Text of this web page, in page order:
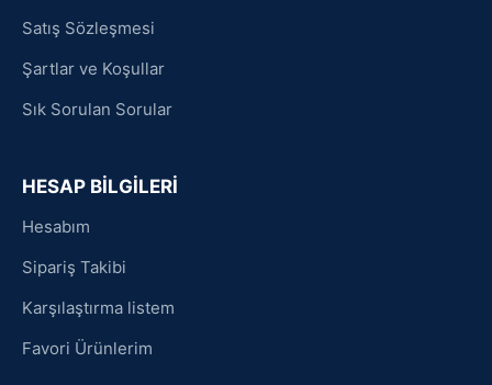
Satış Sözleşmesi
Şartlar ve Koşullar
Sık Sorulan Sorular
HESAP BİLGİLERİ
Hesabım
Sipariş Takibi
Karşılaştırma listem
Favori Ürünlerim